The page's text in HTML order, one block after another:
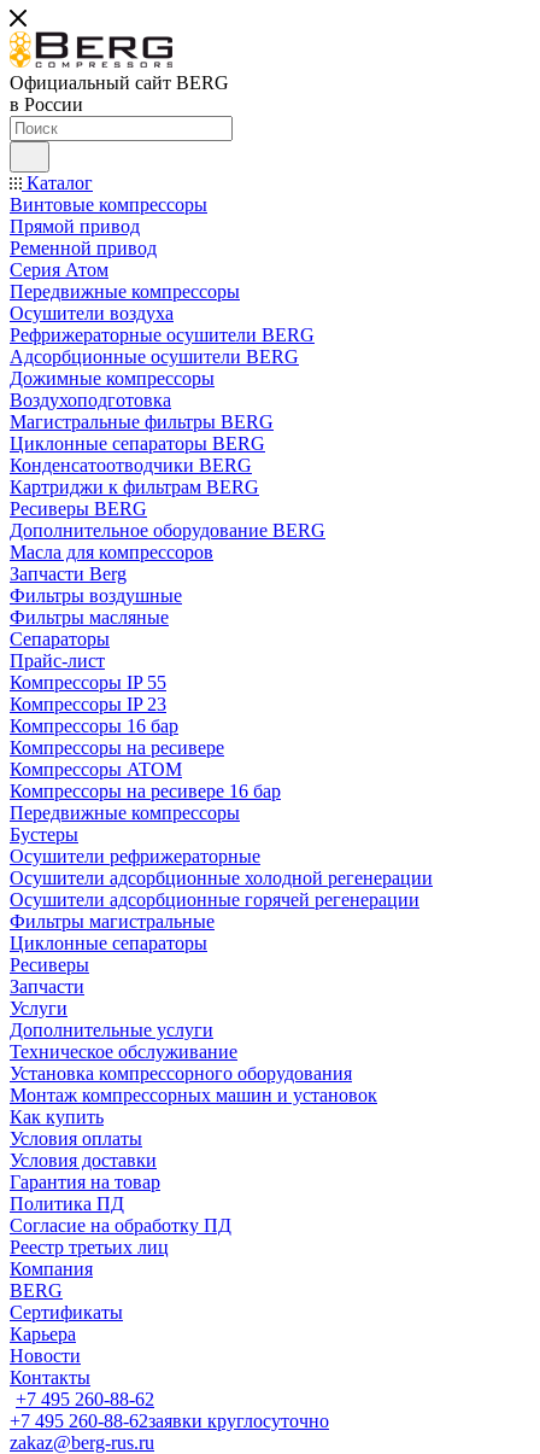
Официальный сайт BERG
в России
Каталог
Винтовые компрессоры
Прямой привод
Ременной привод
Серия Атом
Передвижные компрессоры
Осушители воздуха
Рефрижераторные осушители BERG
Адсорбционные осушители BERG
Дожимные компрессоры
Воздухоподготовка
Магистральные фильтры BERG
Циклонные сепараторы BERG
Конденсатоотводчики BERG
Картриджи к фильтрам BERG
Ресиверы BERG
Дополнительное оборудование BERG
Масла для компрессоров
Запчасти Berg
Фильтры воздушные
Фильтры масляные
Сепараторы
Прайс-лист
Компрессоры IP 55
Компрессоры IP 23
Компрессоры 16 бар
Компрессоры на ресивере
Компрессоры ATOM
Компрессоры на ресивере 16 бар
Передвижные компрессоры
Бустеры
Осушители рефрижераторные
Осушители адсорбционные холодной регенерации
Осушители адсорбционные горячей регенерации
Фильтры магистральные
Циклонные сепараторы
Ресиверы
Запчасти
Услуги
Дополнительные услуги
Техническое обслуживание
Установка компрессорного оборудования
Монтаж компрессорных машин и установок
Как купить
Условия оплаты
Условия доставки
Гарантия на товар
Политика ПД
Согласие на обработку ПД
Реестр третьих лиц
Компания
BERG
Сертификаты
Карьера
Новости
Контакты
+7 495 260-88-62
+7 495 260-88-62заявки круглосуточно
zakaz@berg-rus.ru